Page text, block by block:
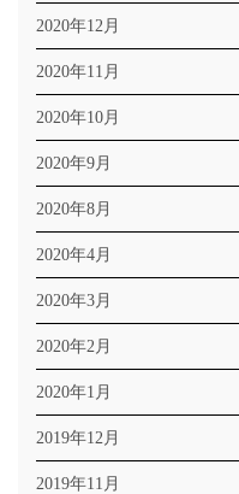
2020年12月
2020年11月
2020年10月
2020年9月
2020年8月
2020年4月
2020年3月
2020年2月
2020年1月
2019年12月
2019年11月